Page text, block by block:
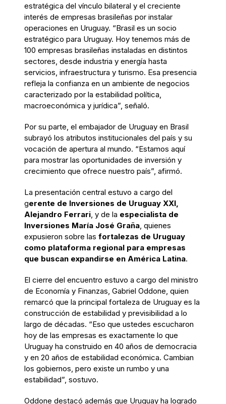
estratégica del vínculo bilateral y el creciente
interés de empresas brasileñas por instalar
operaciones en Uruguay. “Brasil es un socio
estratégico para Uruguay. Hoy tenemos más de
100 empresas brasileñas instaladas en distintos
sectores, desde industria y energía hasta
servicios, infraestructura y turismo. Esa presencia
refleja la confianza en un ambiente de negocios
caracterizado por la estabilidad política,
macroeconómica y jurídica”, señaló.
Por su parte, el embajador de Uruguay en Brasil
subrayó los atributos institucionales del país y su
vocación de apertura al mundo. “Estamos aquí
para mostrar las oportunidades de inversión y
crecimiento que ofrece nuestro país”, afirmó.
La presentación central estuvo a cargo del
gerente de Inversiones de Uruguay XXI,
Alejandro Ferrari, y de la especialista de
Inversiones María José Graña, quienes
expusieron sobre las fortalezas de Uruguay
como plataforma regional para empresas
que buscan expandirse en América Latina.
El cierre del encuentro estuvo a cargo del ministro
de Economía y Finanzas, Gabriel Oddone, quien
remarcó que la principal fortaleza de Uruguay es la
construcción de estabilidad y previsibilidad a lo
largo de décadas. “Eso que ustedes escucharon
hoy de las empresas es exactamente lo que
Uruguay ha construido en 40 años de democracia
y en 20 años de estabilidad económica. Cambian
los gobiernos, pero existe un rumbo y una
estabilidad”, sostuvo.
Oddone destacó además que Uruguay ha logrado